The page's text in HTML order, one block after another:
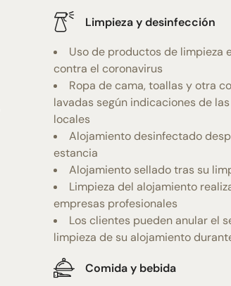
Limpieza y desinfección
Uso de productos de limpieza
contra el coronavirus
Ropa de cama, toallas y otra
lavadas según indicaciones de
locales
Alojamiento desinfectado
estancia
Alojamiento sellado tras su
Limpieza del alojamiento
empresas profesionales
Los clientes pueden anular el
limpieza de su alojamiento
Comida y bebida